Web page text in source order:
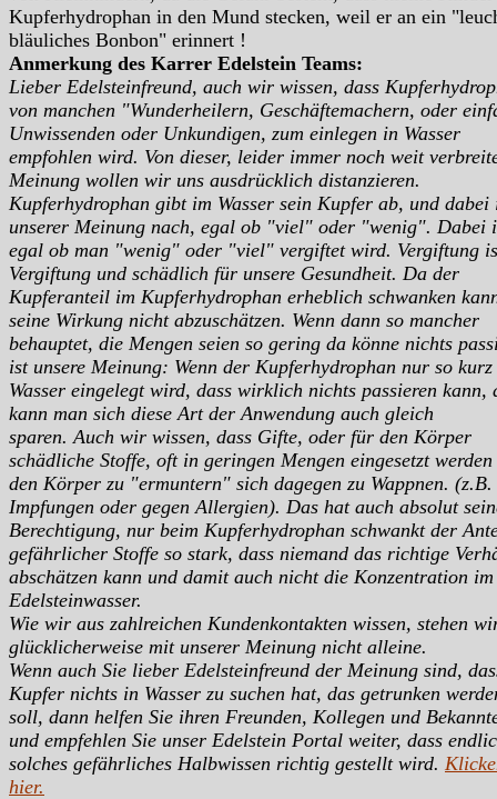
Kupferhydrophan in den Mund stecken, weil er an ein
bläuliches Bonbon" erinnert !
Anmerkung des Karrer Edelstein Teams:
Lieber Edelsteinfreund, auch wir wissen, dass
von manchen "Wunderheilern, Geschäftemachern, oder
Unwissenden oder Unkundigen, zum einlegen in Wasser
empfohlen wird. Von dieser, leider immer noch weit
Meinung wollen wir uns ausdrücklich distanzieren.
Kupferhydrophan gibt im Wasser sein Kupfer ab, und dabei
unserer Meinung nach, egal ob "viel" oder "wenig". Dabei
egal ob man "wenig" oder "viel" vergiftet wird. Vergiftung
Vergiftung und schädlich für unsere Gesundheit. Da der
Kupferanteil im Kupferhydrophan erheblich schwanken
seine Wirkung nicht abzuschätzen. Wenn dann so mancher
behauptet, die Mengen seien so gering da könne nichts
ist unsere Meinung: Wenn der Kupferhydrophan nur so
Wasser eingelegt wird, dass wirklich nichts passieren kann,
kann man sich diese Art der Anwendung auch gleich
sparen. Auch wir wissen, dass Gifte, oder für den Körper
schädliche Stoffe, oft in geringen Mengen eingesetzt werden
den Körper zu "ermuntern" sich dagegen zu Wappnen.
Impfungen oder gegen Allergien). Das hat auch absolut
Berechtigung, nur beim Kupferhydrophan schwankt der
gefährlicher Stoffe so stark, dass niemand das richtige
abschätzen kann und damit auch nicht die Konzentration im
Edelsteinwasser.
Wie wir aus zahlreichen Kundenkontakten wissen, stehen
glücklicherweise mit unserer Meinung nicht alleine.
Wenn auch Sie lieber Edelsteinfreund der Meinung sind,
Kupfer nichts in Wasser zu suchen hat, das getrunken
soll, dann helfen Sie ihren Freunden, Kollegen und
und empfehlen Sie unser Edelstein Portal weiter, dass
solches gefährliches Halbwissen richtig gestellt wird.
hier.